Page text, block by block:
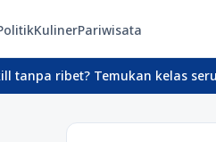
KulinerPariwisata
ribet? Temukan kelas seru